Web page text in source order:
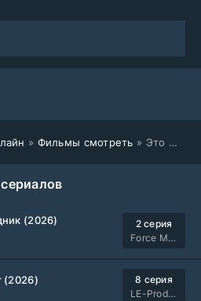
» Фильмы смотреть » Это море переполнится (2025-2026)
(2026)
2 серия
Force Media
(2026)
8 серия
LE-Production